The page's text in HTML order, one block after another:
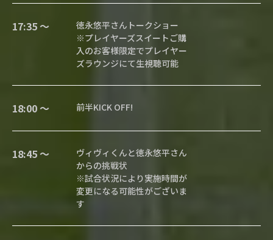
17:35 〜
徳永悠平さんトークショー
※プレイヤーズスイートご購
入のお客様限定でプレイヤー
ズラウンジにて生視聴可能
18:00 〜 前半KICK OFF!
18:45 〜
ヴィヴィくんと徳永悠平さん
からの挑戦状
※試合状況により実施時間が
変更になる可能性がございま
す